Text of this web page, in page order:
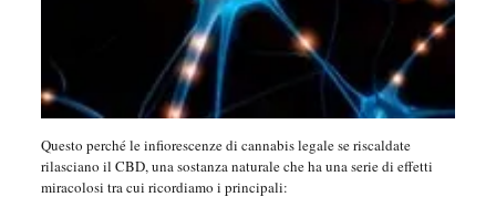
Questo perché le infiorescenze di cannabis legale se riscaldate
rilasciano il CBD, una sostanza naturale che ha una serie di effetti
miracolosi tra cui ricordiamo i principali: